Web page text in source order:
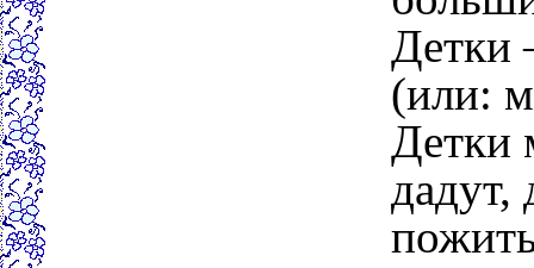
Детки
(или:
Детки